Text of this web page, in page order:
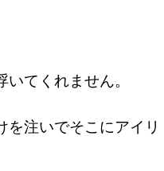
てくれません。
注いでそこにアイリ